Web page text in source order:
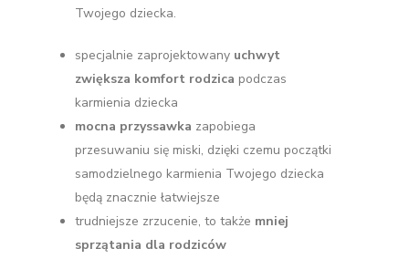
Twojego dziecka.
specjalnie zaprojektowany uchwyt
zwiększa komfort rodzica podczas
karmienia dziecka
mocna przyssawka zapobiega
przesuwaniu się miski, dzięki czemu początki
samodzielnego karmienia Twojego dziecka
będą znacznie łatwiejsze
trudniejsze zrzucenie, to także mniej
sprzątania dla rodziców